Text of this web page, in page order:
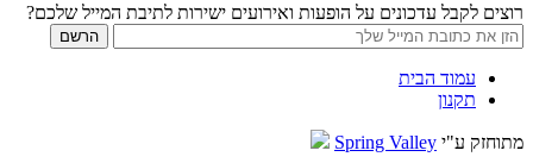
רוצים לקבל עדכונים על הופעות ואירועים ישירות לתיבת המייל שלכם?
עמוד הבית
תקנון
מתוחזק ע"י Spring Valley